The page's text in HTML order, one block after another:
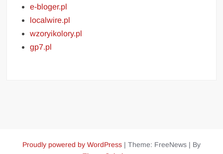
e-bloger.pl
localwire.pl
wzoryikolory.pl
gp7.pl
Proudly powered by WordPress | Theme: FreeNews | By